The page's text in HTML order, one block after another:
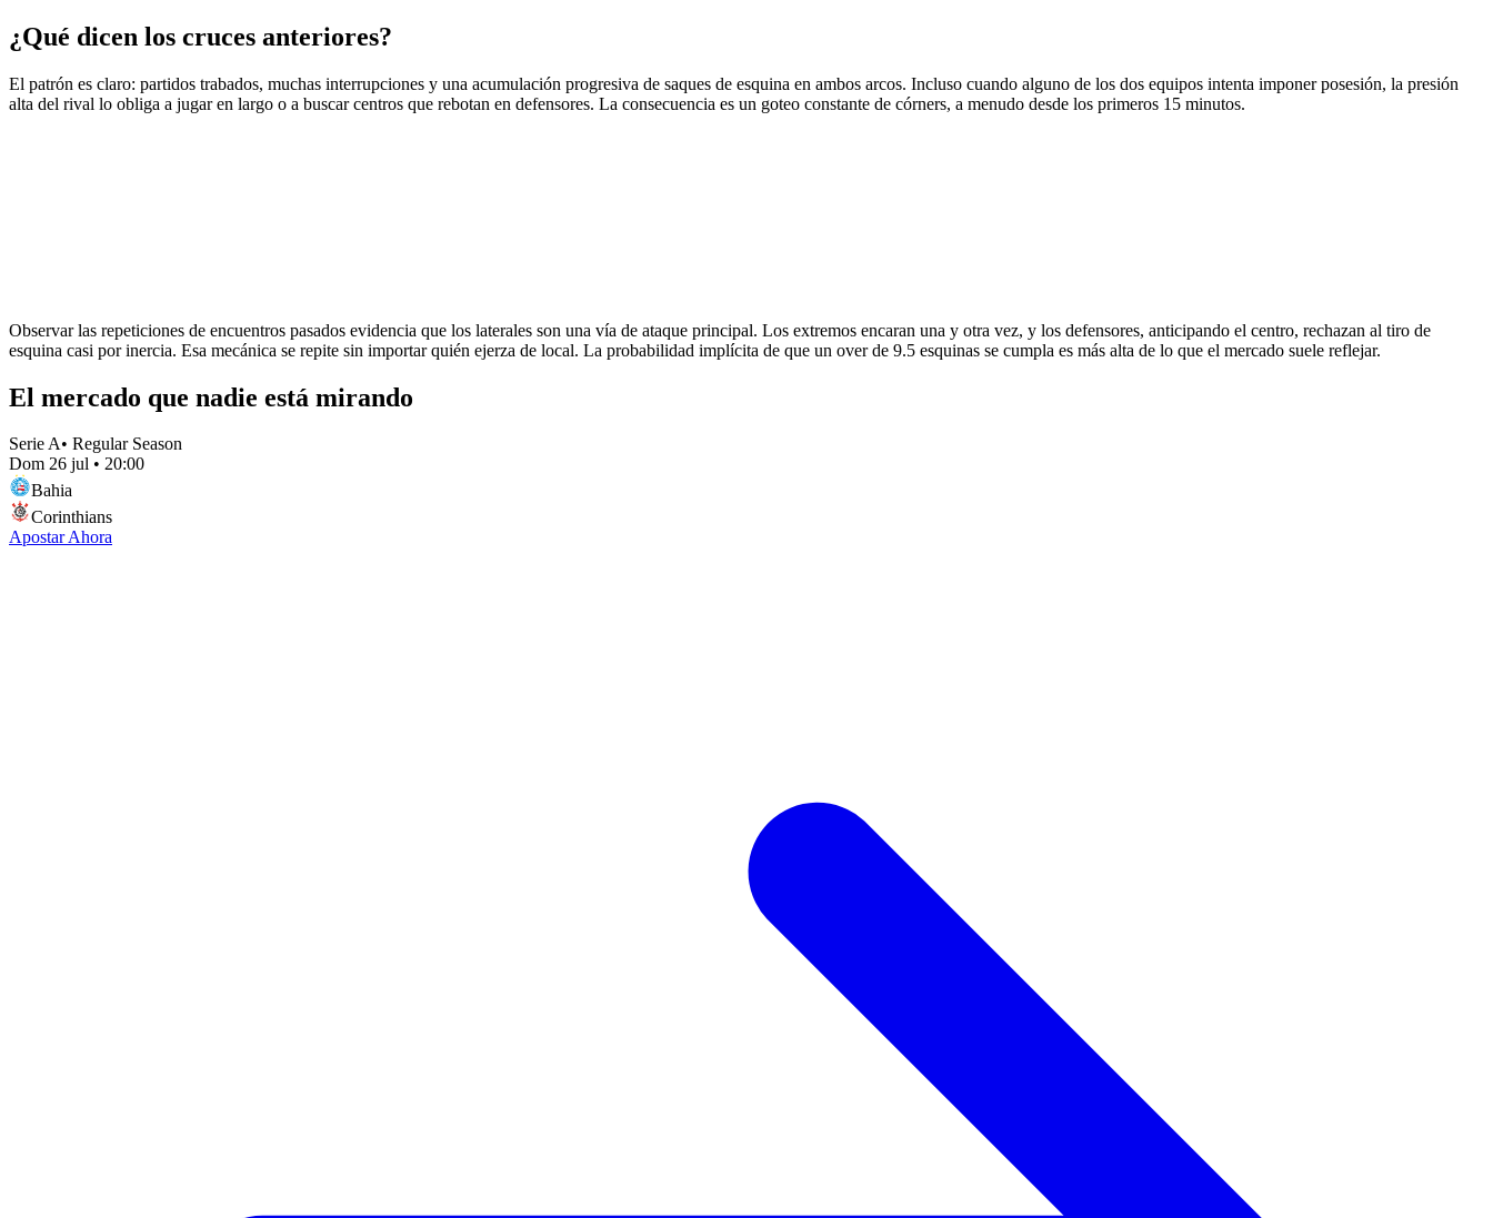
¿Qué dicen los cruces anteriores?
El patrón es claro: partidos trabados, muchas interrupciones y una acumulación progresiva de saques de esquina en ambos arcos. Incluso cuando alguno de los dos equipos intenta imponer posesión, la presión
alta del rival lo obliga a jugar en largo o a buscar centros que rebotan en defensores. La consecuencia es un goteo constante de córners, a menudo desde los primeros 15 minutos.
Observar las repeticiones de encuentros pasados evidencia que los laterales son una vía de ataque principal. Los extremos encaran una y otra vez, y los defensores, anticipando el centro, rechazan al tiro de
esquina casi por inercia. Esa mecánica se repite sin importar quién ejerza de local. La probabilidad implícita de que un over de 9.5 esquinas se cumpla es más alta de lo que el mercado suele reflejar.
El mercado que nadie está mirando
Serie A• Regular Season
Dom 26 jul • 20:00
Bahia
Corinthians
Apostar Ahora